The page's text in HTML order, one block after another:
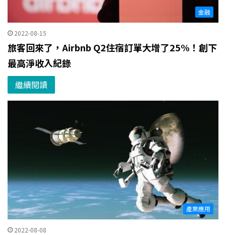
金融
2022-08-15
旅客回來了，Airbnb Q2住宿訂單大增了25%！創下
最高淨收入紀錄
繼續閱讀
產業應用
2022-08-08